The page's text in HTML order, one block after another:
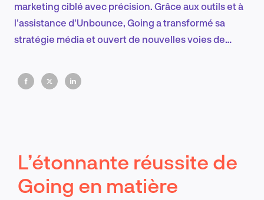
FR
marketing ciblé avec précision. Grâce aux outils et à
l'assistance d'Unbounce, Going a transformé sa
stratégie média et ouvert de nouvelles voies de
matière d'engagement des clients.
L’étonnante réussite de
Going en matière